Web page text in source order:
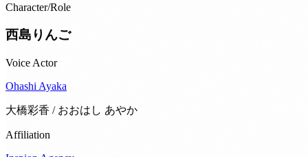
Character/Role
西島りんご
Voice Actor
Ohashi Ayaka
大橋彩香 / おおはし あやか
Affiliation